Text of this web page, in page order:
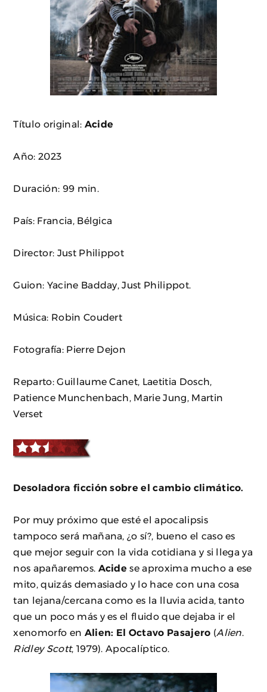
Título original: Acide
Año: 2023
Duración: 99 min.
País: Francia, Bélgica
Director: Just Philippot
Guion: Yacine Badday, Just Philippot.
Música: Robin Coudert
Fotografía: Pierre Dejon
Reparto: Guillaume Canet, Laetitia Dosch,
Patience Munchenbach, Marie Jung, Martin
Verset
Desoladora ficción sobre el cambio climático.
Por muy próximo que esté el apocalipsis
tampoco será mañana, ¿o sí?, bueno el caso es
que mejor seguir con la vida cotidiana y si llega ya
nos apañaremos. Acidese aproxima mucho a ese
mito, quizás demasiado y lo hace con una cosa
tan lejana/cercana como es la lluvia acida, tanto
que un poco más y es el fluido que dejaba ir el
xenomorfo en Alien: El Octavo Pasajero (Alien
Ridley Scott, 1979). Apocalíptico.